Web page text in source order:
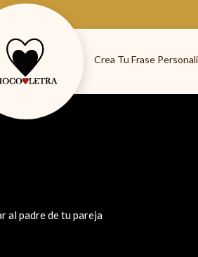
Crea Tu Frase
al padre de tu pareja